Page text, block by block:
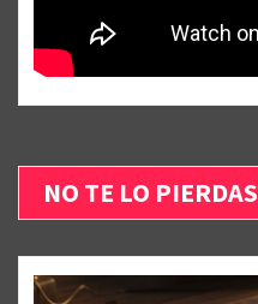
NO TE LO PIERDAS